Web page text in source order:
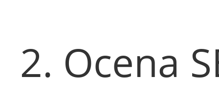
2. Ocena